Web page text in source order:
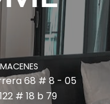
68 # 8 - 05
# 18 b 79